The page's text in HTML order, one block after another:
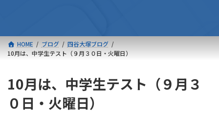
HOME ブログ
四谷大塚ブログ
10月は、中学生テスト（９月３０日・火曜日）
10月は、中学生テスト（９月３
０日・火曜日）